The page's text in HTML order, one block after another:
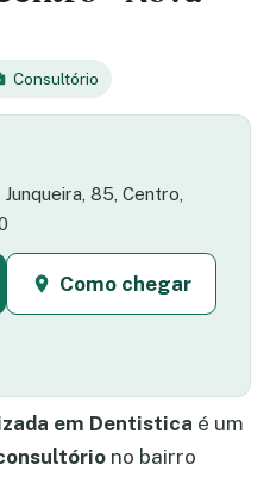
Consultório
85, Centro,
Como chegar
em Dentistica é um
no bairro